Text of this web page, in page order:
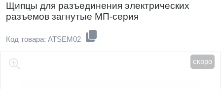
Щипцы для разъединения электрических
разъемов загнутые МП-серия
Код товара: ATSEM02
скоро